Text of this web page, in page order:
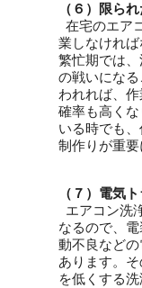
（６）限ら
在宅のエア
業しなけれ
繁忙期では
の戦いにな
われれば、
確率も高く
いる時でも
制作りが重要
（７）電気
エアコン洗
なるので、
動不良など
あります。
を低くする洗